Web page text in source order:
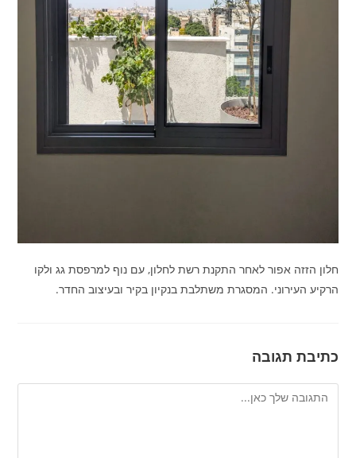
חלון הזזה אפור לאחר התקנת רשת לחלון, עם נוף למרפסת גג ולקו
הרקיע העירוני. המסגרת משתלבת בנקיון בקיר ובעיצוב החדר.
כתיבת תגובה
להגיב